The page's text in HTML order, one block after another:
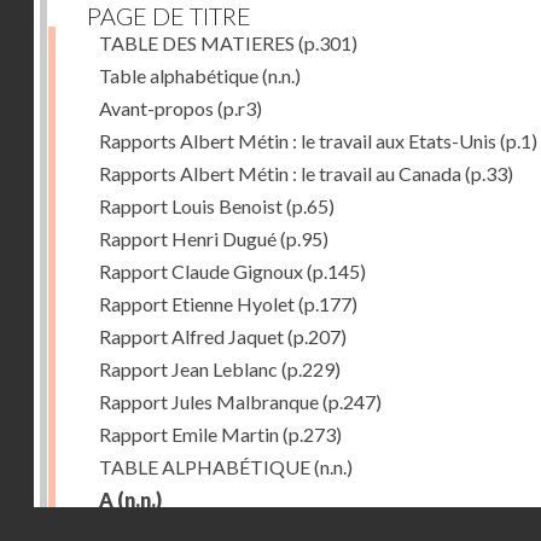
PAGE DE TITRE
TABLE DES MATIERES (p.301)
Table alphabétique(n.n.)
Avant-propos (p.r3)
Rapports Albert Métin : le travail aux Etats-Unis (p.1)
Rapports Albert Métin : le travail au Canada(p.33)
Rapport Louis Benoist(p.65)
Rapport Henri Dugué(p.95)
Rapport Claude Gignoux(p.145)
Rapport Etienne Hyolet(p.177)
Rapport Alfred Jaquet(p.207)
Rapport Jean Leblanc (p.229)
Rapport Jules Malbranque(p.247)
Rapport Emile Martin(p.273)
TABLE ALPHABÉTIQUE(n.n.)
A (n.n.)